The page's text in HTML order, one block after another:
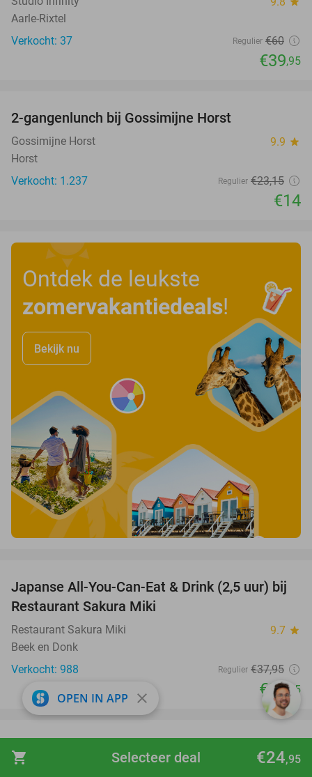
shopping_cart €24,95
Selecteer deal
Aarle-Rixtel
Verkocht: 37
Regulier €60
€39,95
2-gangenlunch bij Gossimijne Horst
Gossimijne Horst 9.9 star
Horst
Verkocht: 1.237
Regulier €23,15
€14
Ontdek de leukste
zomervakantiedeals!
Bekijk nu
13%
Japanse All-You-Can-Eat & Drink (2,5 uur) bij
Restaurant Sakura Miki
Restaurant Sakura Miki 9.7 star
Beek en Donk
Verkocht: 988
Regulier €37,95
€32,95
100%
favorite_border
60 dagen luisterboeken en e-books (20
luisteruren)
OPEN IN APP close